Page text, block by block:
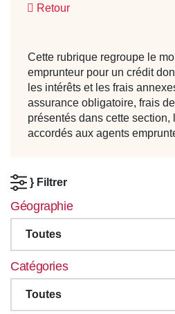
Retour
Cette rubrique regroupe le
emprunteur pour un crédit
les intérêts et les frais
assurance obligatoire, frais
présentés dans cette section,
accordés aux agents
} Filtrer
Géographie
Toutes
Catégories
Toutes